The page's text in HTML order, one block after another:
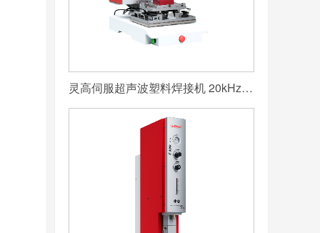
灵高伺服超声波塑料焊接机 20kHz 2000/3000W K3000 Servo